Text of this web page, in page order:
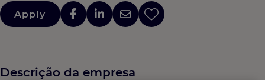
Apply
Descrição da empresa